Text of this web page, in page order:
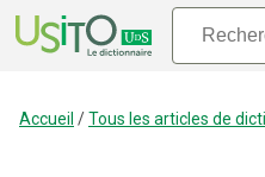
Accueil /Tous les articles de